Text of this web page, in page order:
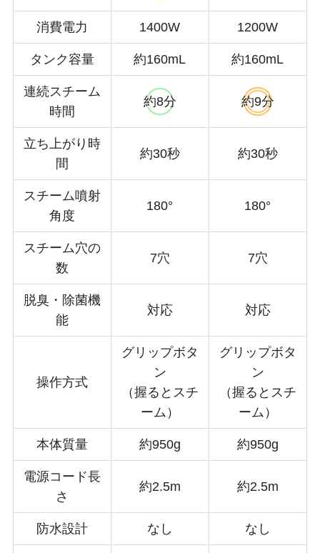
消費電力 1400W 1200W
タンク容量 約160mL 約160mL
連続スチーム
時間
約8分 約9分
立ち上がり時
間
約30秒 約30秒
スチーム噴射
角度
180° 180°
スチーム穴の
数
7穴 7穴
脱臭・除菌機
能
対応 対応
操作方式
グリップボタ
ン
（握るとスチ
ーム）
グリップボタ
ン
（握るとスチ
ーム）
本体質量 約950g 約950g
電源コード長
さ
約2.5m 約2.5m
防水設計 なし なし